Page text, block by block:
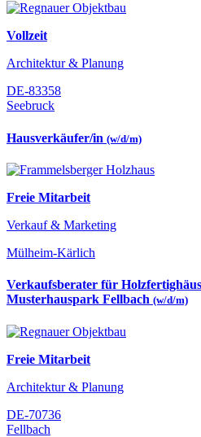
Vollzeit
Architektur & Planung
DE-83358
Seebruck
Hausverkäufer/in (w/d/m)
Freie Mitarbeit
Verkauf & Marketing
Mülheim-Kärlich
Verkaufsberater für
Musterhauspark Fellbach (w/d/m)
Freie Mitarbeit
Architektur & Planung
DE-70736
Fellbach